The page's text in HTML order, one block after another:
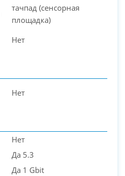
тачпад (сенсорная
площадка)
Нет
Нет
Нет
Да 5.3
Да 1 Gbit